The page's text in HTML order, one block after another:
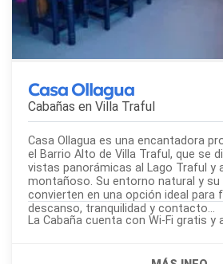
Casa Ollagua
Cabañas en Villa Traful
Casa Ollagua es una encantadora
el Barrio Alto de Villa Traful, que se
vistas panorámicas al Lago Traful y
montañoso. Su entorno natural y
convierten en una opción ideal para
descanso, tranquilidad y contacto...